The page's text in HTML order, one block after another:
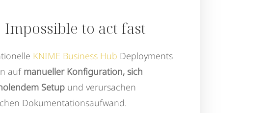
Impossible to act fast
KNIME Business Hub Deployments
auf manueller Konfiguration, sich
Setupund verursachen
Dokumentationsaufwand.